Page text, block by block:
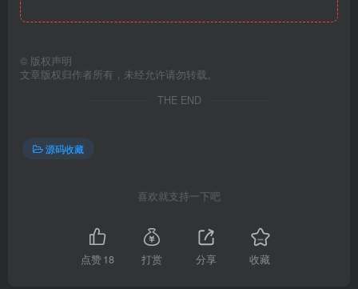
© 版权声明
文章版权归作者所有，未经允许请勿转载。
THE END
源码收藏
喜欢就支持一下吧
点赞18 打赏 分享 收藏